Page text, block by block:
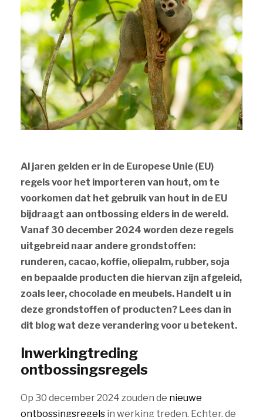
Al jaren gelden er in de Europese Unie (EU)
regels voor het importeren van hout, om te
voorkomen dat het gebruik van hout in de EU
bijdraagt aan ontbossing elders in de wereld.
Vanaf 30 december 2024 worden deze regels
uitgebreid naar andere grondstoffen:
runderen, cacao, koffie, oliepalm, rubber, soja
en bepaalde producten die hiervan zijn afgeleid,
zoals leer, chocolade en meubels. Handelt u in
deze grondstoffen of producten? Lees dan in
dit blog wat deze verandering voor u betekent.
Inwerkingtreding
ontbossingsregels
Op 30 december 2024 zouden de nieuwe
ontbossingsregels in werking treden. Echter, de